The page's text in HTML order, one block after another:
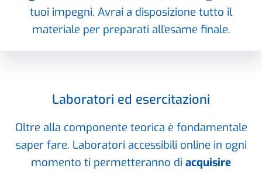
tuoi impegni. Avrai a disposizione tutto il
materiale per preparati all’esame finale.
Laboratori ed esercitazioni
Oltre alla componente teorica è fondamentale
saper fare. Laboratori accessibili online in ogni
momento ti permetteranno di acquisire